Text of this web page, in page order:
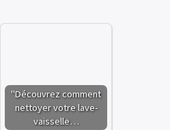
"Découvrez comment
nettoyer votre lave-
vaisselle…